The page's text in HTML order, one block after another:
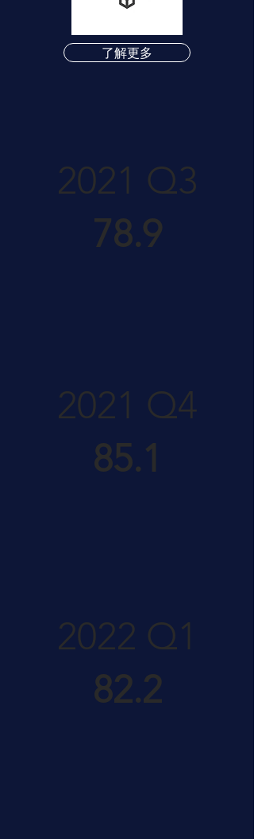
了解更多
2021 Q3
78.9
2021 Q4
85.1
2022 Q1
82.2